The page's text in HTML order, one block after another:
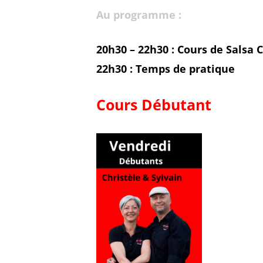
Au programme :
20h30 – 22h30 : Cours de Salsa
22h30 : Temps de pratique
Cours Débutant